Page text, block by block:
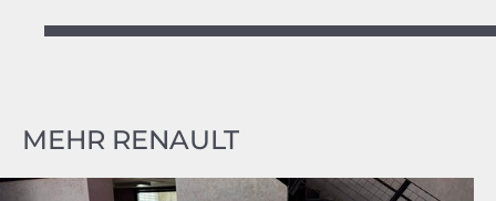
MEHR RENAULT